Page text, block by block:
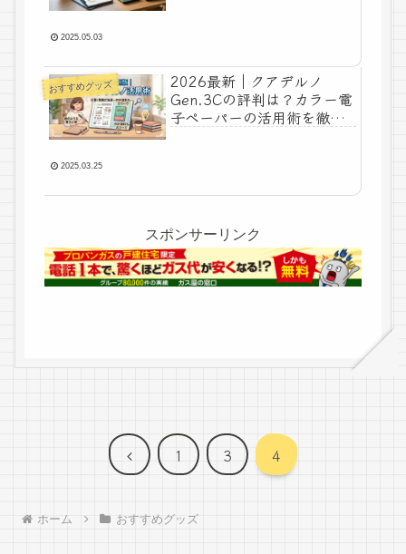
2025.05.03
おすすめグッズ
2026最新｜クアデルノ
Gen.3Cの評判は？カラー電
子ペーパーの活用術を徹底
2025.03.25
スポンサーリンク
前
1 3 4
ホーム おすすめグッズ